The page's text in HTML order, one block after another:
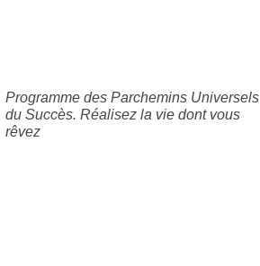
Programme des Parchemins Universels
du Succès. Réalisez la vie dont vous
rêvez